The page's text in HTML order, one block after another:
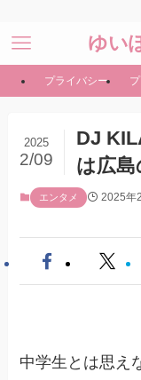
ゆい
プライバシー
DJ
は広島
2025
2/09
エンタメ 2025年
中学生とは思え